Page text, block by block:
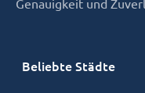
Beliebte Städte